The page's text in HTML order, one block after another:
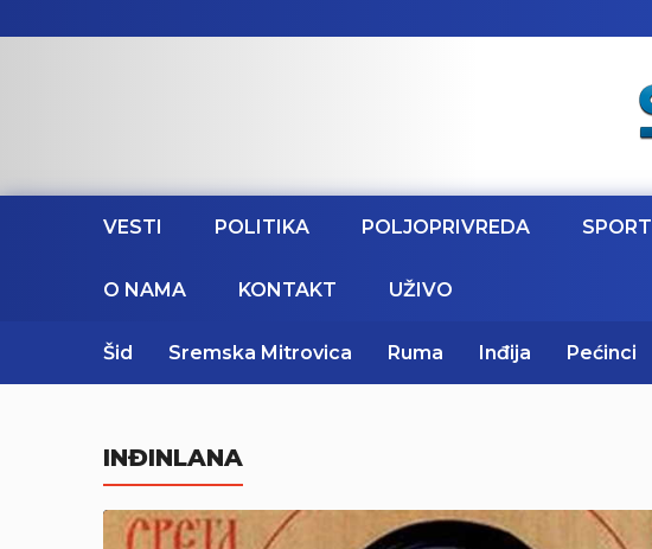
VESTI POLITIKA POLJOPRIVREDA SPORT
O NAMA KONTAKT UŽIVO
Šid Sremska Mitrovica Ruma Inđija Pećinci
INĐINLANA